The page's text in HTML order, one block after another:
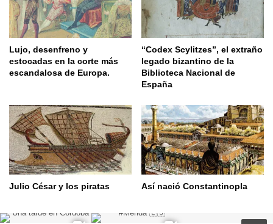
Lujo, desenfreno y
estocadas en la corte más
escandalosa de Europa.
“Codex Scylitzes”, el extraño
legado bizantino de la
Biblioteca Nacional de
España
Julio César y los piratas Así nació Constantinopla